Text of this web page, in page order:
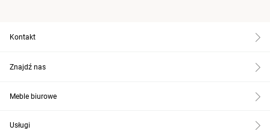
Kontakt
Znajdź nas
Meble biurowe
Usługi